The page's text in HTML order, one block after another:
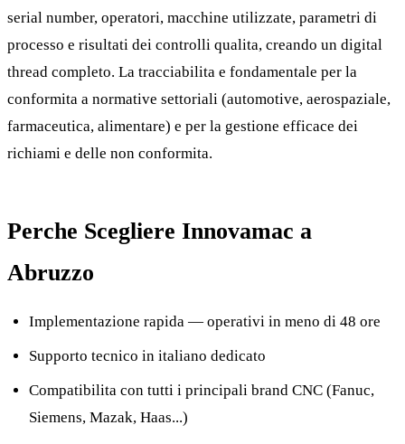
serial number, operatori, macchine utilizzate, parametri di
processo e risultati dei controlli qualita, creando un digital
thread completo. La tracciabilita e fondamentale per la
conformita a normative settoriali (automotive, aerospaziale,
farmaceutica, alimentare) e per la gestione efficace dei
richiami e delle non conformita.
Perche Scegliere Innovamac a
Abruzzo
Implementazione rapida — operativi in meno di 48 ore
Supporto tecnico in italiano dedicato
Compatibilita con tutti i principali brand CNC (Fanuc,
Siemens, Mazak, Haas...)